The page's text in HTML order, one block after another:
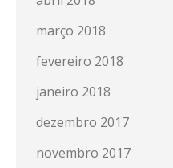
março 2018
fevereiro 2018
janeiro 2018
dezembro 2017
novembro 2017